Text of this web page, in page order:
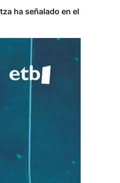
ha señalado en el